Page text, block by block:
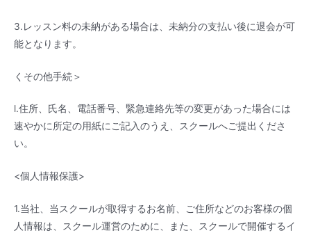
3.レッスン料の未納がある場合は、未納分の支払い後に退会が可
能となります。
くその他手続＞
l.住所、氏名、電話番号、緊急連絡先等の変更があった場合には
速やかに所定の用紙にご記入のうえ、スクールへご提出くださ
い。
<個人情報保護>
1.当社、当スクールが取得するお名前、ご住所などのお客様の個
人情報は、スクール運営のために、また、スクールで開催するイ